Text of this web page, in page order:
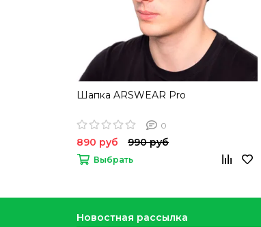
Шапка ARSWEAR Pro
0
890 руб 990 руб
Выбрать
Новостная рассылка